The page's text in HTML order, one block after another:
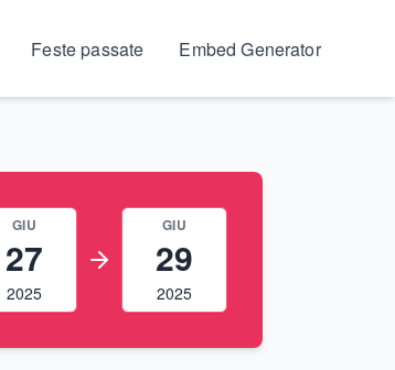
Feste passate Embed Generator
GIU
27
2025
GIU
29
2025